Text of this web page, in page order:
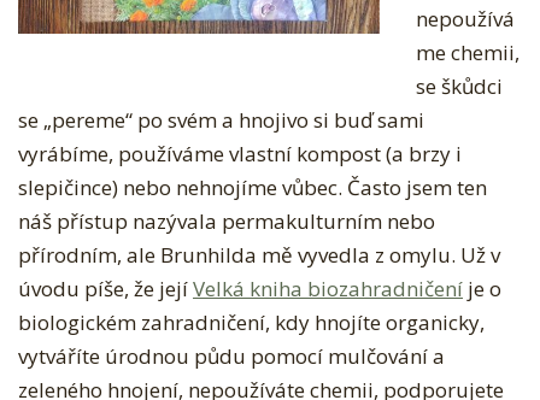
nepoužívá
me chemii,
se škůdci
se „pereme“ po svém a hnojivo si buď sami
vyrábíme, používáme vlastní kompost (a brzy i
slepičince) nebo nehnojíme vůbec. Často jsem ten
náš přístup nazývala permakulturním nebo
přírodním, ale Brunhilda mě vyvedla z omylu. Už v
úvodu píše, že jejíVelká kniha biozahradničení je o
biologickém zahradničení, kdy hnojíte organicky,
vytváříte úrodnou půdu pomocí mulčování a
zeleného hnojení, nepoužíváte chemii, podporujete